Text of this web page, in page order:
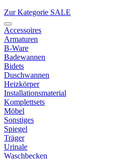
Zur Kategorie SALE
Accessoires
Armaturen
B-Ware
Badewannen
Bidets
Duschwannen
Heizkörper
Installationsmaterial
Komplettsets
Möbel
Sonstiges
Spiegel
Träger
Urinale
Waschbecken